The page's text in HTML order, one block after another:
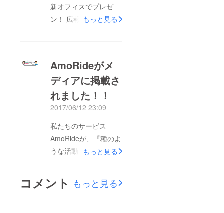
新オフィスでプレゼ
ン！ 広報を主に担当
開催された「joinny
the pitch#2」というイ
ベントに参加してきま
した！ 「joinny the
大学生、社会人の方１
０人ほどが集まって自
分がやっていること好
テーマでピッチ（投げ
チ！）をするイベント
もっと見る
AmoRideがメ
ディアに掲載さ
れました！！
2017/06/12 23:09
私たちのサービス
AmoRideが、『種のよ
うな活動を広めて芽を
イト"SEEDTREE"』で
取り上げてもらえまし
もっと見る
コメント もっと見る